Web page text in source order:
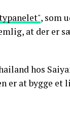
, som
at der er
hos
er at bygge et